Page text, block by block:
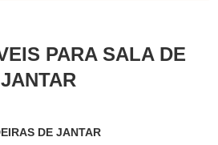
PARA SALA DE
JANTAR
DE JANTAR